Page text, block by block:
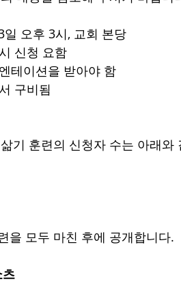
오후 3시, 교회 본당
신청 요함
테이션을 받아야 함
구비됨
기 훈련의 신청자 수는 아래와
을 모두 마친 후에 공개합니다.